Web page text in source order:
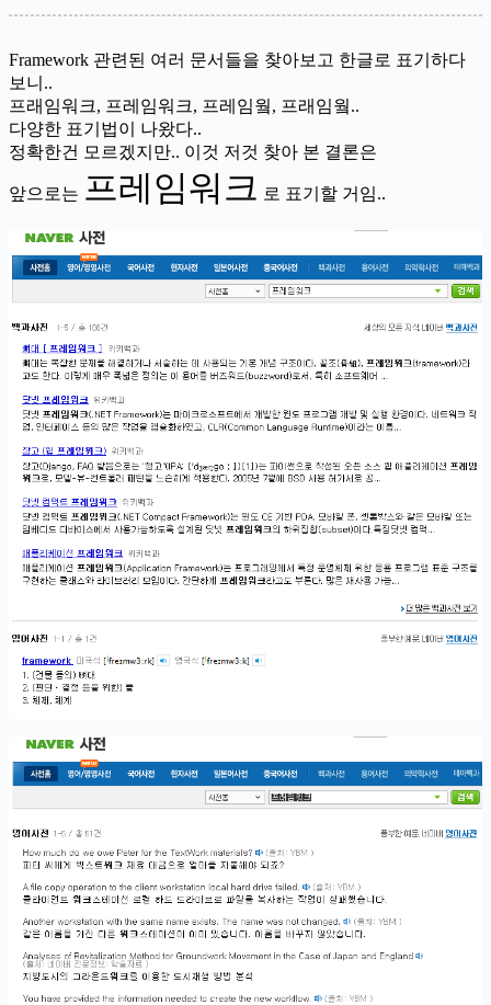
Framework 관련된 여러 문서들을 찾아보고 한글로 표기하다
보니..
프래임워크, 프레임워크, 프레임웤, 프래임웤..
다양한 표기법이 나왔다..
정확한건 모르겠지만.. 이것 저것 찾아 본 결론은
앞으로는 프레임워크 로 표기할 거임..